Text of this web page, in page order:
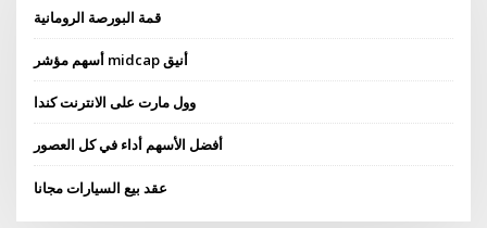
قمة البورصة الرومانية
أسهم مؤشر midcap أنيق
وول مارت على الانترنت كندا
أفضل الأسهم أداء في كل العصور
عقد بيع السيارات مجانا